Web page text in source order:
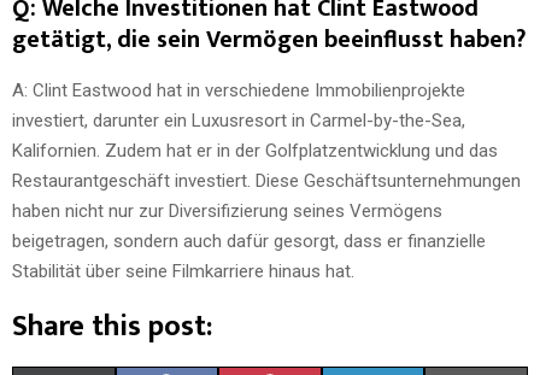
getätigt, die sein Vermögen beeinflusst haben?
A: Clint Eastwood hat in verschiedene Immobilienprojekte
investiert, darunter ein Luxusresort in Carmel-by-the-Sea,
Kalifornien. Zudem hat er in der Golfplatzentwicklung und das
Restaurantgeschäft investiert. Diese Geschäftsunternehmungen
haben nicht nur zur Diversifizierung seines Vermögens
beigetragen, sondern auch dafür gesorgt, dass er finanzielle
Stabilität über seine Filmkarriere hinaus hat.
Share this post: